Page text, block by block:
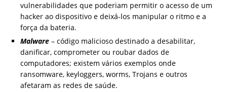
vulnerabilidades que poderiam permitir o acesso de um
hacker ao dispositivo e deixá-los manipular o ritmo e a
força da bateria.
Malware – código malicioso destinado a desabilitar,
danificar, comprometer ou roubar dados de
computadores; existem vários exemplos onde
ransomware, keyloggers, worms, Trojans e outros
afetaram as redes de saúde.